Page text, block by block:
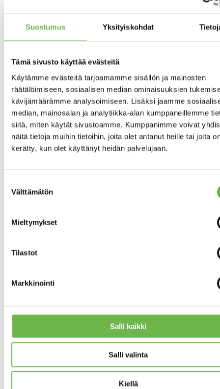
Suostumus Yksityiskohdat
Tämä sivusto käyttää evästeitä
Käytämme evästeitä tarjoamamme sisällön ja mainosten
räätälöimiseen, sosiaalisen median ominaisuuksien
kävijämäärämme analysoimiseen. Lisäksi jaamme
median, mainosalan ja analytiikka-alan kumppaneillemme
siitä, miten käytät sivustoamme. Kumppanimme voivat
näitä tietoja muihin tietoihin, joita olet antanut heille tai joita
kerätty, kun olet käyttänyt heidän palvelujaan.
valinta
Välttämätön
Mieltymykset
Tilastot
Markkinointi
Salli kaikki
Salli valinta
Kiellä
vesikiertoinen
ILMANVAIHTO
ANTENNI
Kaapeli-TV
Asunnon tilat ja materiaalit
RAKENNUS- JA
Pääasiallinen
KEITTIÖN KUVAUS
lasitetulle
parvekkeelle.
Seinät:
maalattu. Lattia:
laminaatti.